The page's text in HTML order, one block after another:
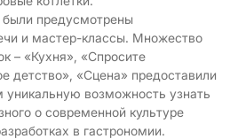
предусмотрены
и мастер-классы. Множество
– «Кухня», «Спросите
детство», «Сцена» предоставили
уникальную возможность узнать
о современной культуре
в гастрономии.